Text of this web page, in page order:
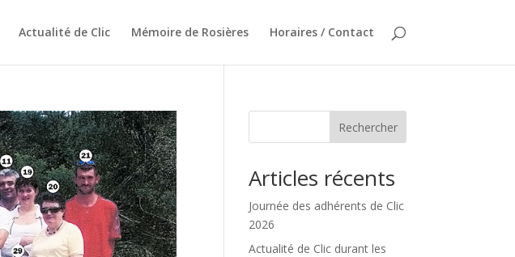
Actualité de Clic Mémoire de Rosières Horaires / Contact
Rechercher
Articles récents
Journée des adhérents de Clic
2026
Actualité de Clic durant les